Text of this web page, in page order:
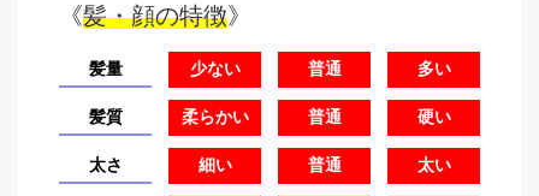
《髪・顔の特徴》
髪量 少ない 普通 多い
髪質 柔らかい 普通 硬い
太さ 細い 普通 太い